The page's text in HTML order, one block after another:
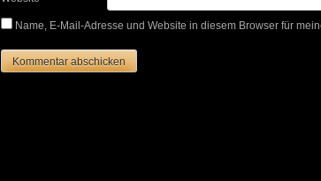
Name, E-Mail-Adresse und Website in diesem Browser für